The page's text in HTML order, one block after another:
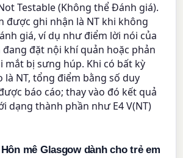
Testable (Không thể Đánh giá).
được ghi nhận là NT khi không
giá, ví dụ như điểm lời nói của
đặt nội khí quản hoặc phản
mắt bị sưng húp. Khi có bất kỳ
là NT, tổng điểm bằng số duy
báo cáo; thay vào đó kết quả
dạng thành phần như E4 V(NT)
mê Glasgow dành cho trẻ em